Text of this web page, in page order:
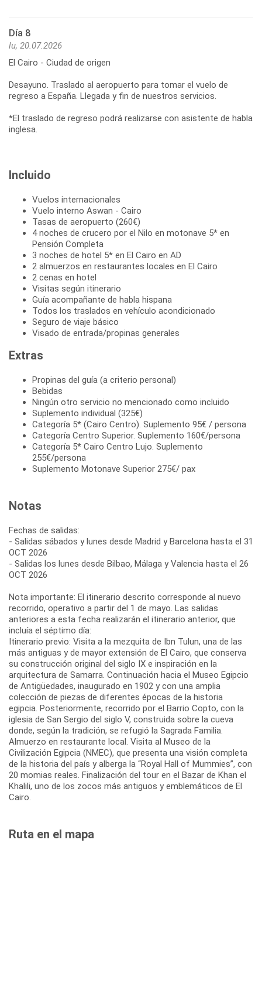
Día 8
lu, 20.07.2026
El Cairo - Ciudad de origen
Desayuno. Traslado al aeropuerto para tomar el vuelo de
regreso a España. Llegada y fin de nuestros servicios.
*El traslado de regreso podrá realizarse con asistente de habla
inglesa.
Incluido
Vuelos internacionales
Vuelo interno Aswan - Cairo
Tasas de aeropuerto (260€)
4 noches de crucero por el Nilo en motonave 5* en
Pensión Completa
3 noches de hotel 5* en El Cairo en AD
2 almuerzos en restaurantes locales en El Cairo
2 cenas en hotel
Visitas según itinerario
Guía acompañante de habla hispana
Todos los traslados en vehículo acondicionado
Seguro de viaje básico
Visado de entrada/propinas generales
Extras
Propinas del guía (a criterio personal)
Bebidas
Ningún otro servicio no mencionado como incluido
Suplemento individual (325€)
Categoría 5* (Cairo Centro). Suplemento 95€ / persona
Categoría Centro Superior. Suplemento 160€/persona
Categoría 5* Cairo Centro Lujo. Suplemento
255€/persona
Suplemento Motonave Superior 275€/ pax
Notas
Fechas de salidas:
- Salidas sábados y lunes desde Madrid y Barcelona hasta el 31
OCT 2026
- Salidas los lunes desde Bilbao, Málaga y Valencia hasta el 26
OCT 2026
Nota importante: El itinerario descrito corresponde al nuevo
recorrido, operativo a partir del 1 de mayo. Las salidas
anteriores a esta fecha realizarán el itinerario anterior, que
incluía el séptimo día:
Itinerario previo: Visita a la mezquita de Ibn Tulun, una de las
más antiguas y de mayor extensión de El Cairo, que conserva
su construcción original del siglo IX e inspiración en la
arquitectura de Samarra. Continuación hacia el Museo Egipcio
de Antigüedades, inaugurado en 1902 y con una amplia
colección de piezas de diferentes épocas de la historia
egipcia. Posteriormente, recorrido por el Barrio Copto, con la
iglesia de San Sergio del siglo V, construida sobre la cueva
donde, según la tradición, se refugió la Sagrada Familia.
Almuerzo en restaurante local. Visita al Museo de la
Civilización Egipcia (NMEC), que presenta una visión completa
de la historia del país y alberga la “Royal Hall of Mummies”, con
20 momias reales. Finalización del tour en el Bazar de Khan el
Khalili, uno de los zocos más antiguos y emblemáticos de El
Cairo.
Ruta en el mapa